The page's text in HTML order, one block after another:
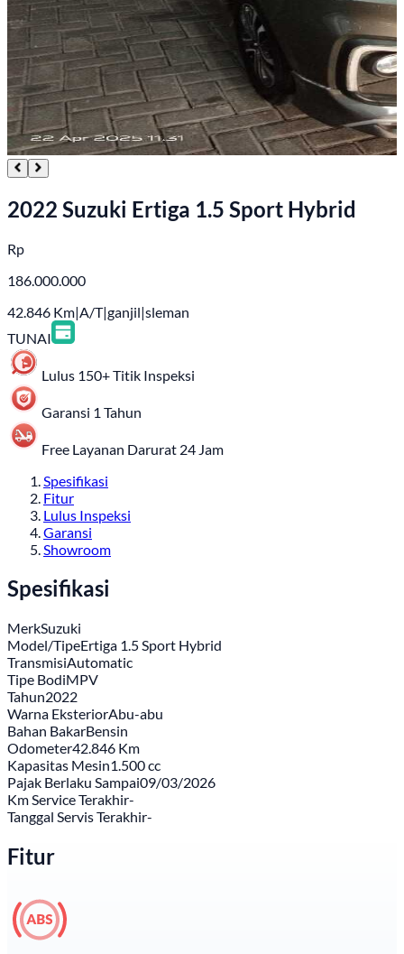
2022 Suzuki Ertiga 1.5 Sport Hybrid
Rp
186.000.000
42.846 Km|A/T|ganjil|sleman
TUNAI
Lulus 150+ Titik Inspeksi
Garansi 1 Tahun
Free Layanan Darurat 24 Jam
Spesifikasi
Fitur
Lulus Inspeksi
Garansi
Showroom
Spesifikasi
MerkSuzuki
Model/TipeErtiga 1.5 Sport Hybrid
TransmisiAutomatic
Tipe BodiMPV
Tahun2022
Warna EksteriorAbu-abu
Bahan BakarBensin
Odometer42.846 Km
Kapasitas Mesin1.500 cc
Pajak Berlaku Sampai09/03/2026
Km Service Terakhir-
Tanggal Servis Terakhir-
Fitur